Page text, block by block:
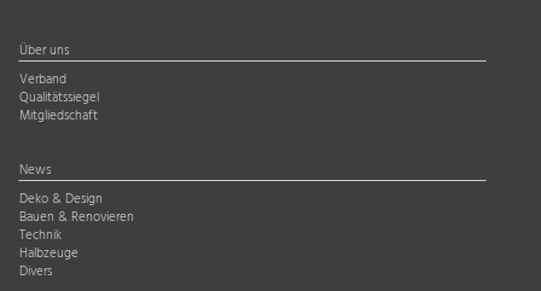
Über uns
Verband
Qualitätssiegel
Mitgliedschaft
News
Deko & Design
Bauen & Renovieren
Technik
Halbzeuge
Divers